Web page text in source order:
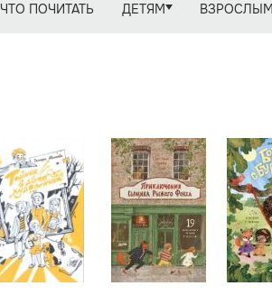
ЧТО ПОЧИТАТЬ ДЕТЯМ